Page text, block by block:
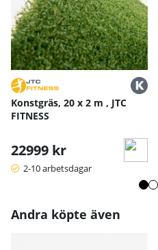
Konstgräs, 20 x 2 m , JTC
FITNESS
22999 kr
2-10 arbetsdagar
Andra köpte även